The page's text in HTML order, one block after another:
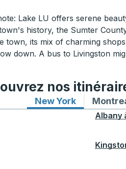
Lake LU offers serene
history, the Sumter
town, its mix of charming
down. A bus to Livingston
nos
New YorkItinéraires
Albany